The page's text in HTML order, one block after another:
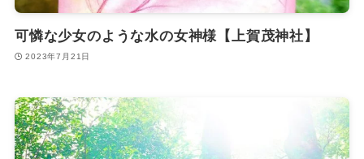
可憐な少女のような水の女神様【上賀茂神社】
2023年7月21日